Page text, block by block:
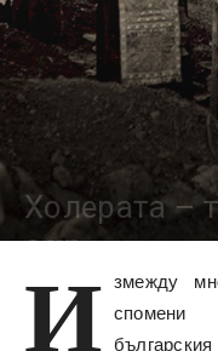
Холерата –
3567
И змежду
спомени